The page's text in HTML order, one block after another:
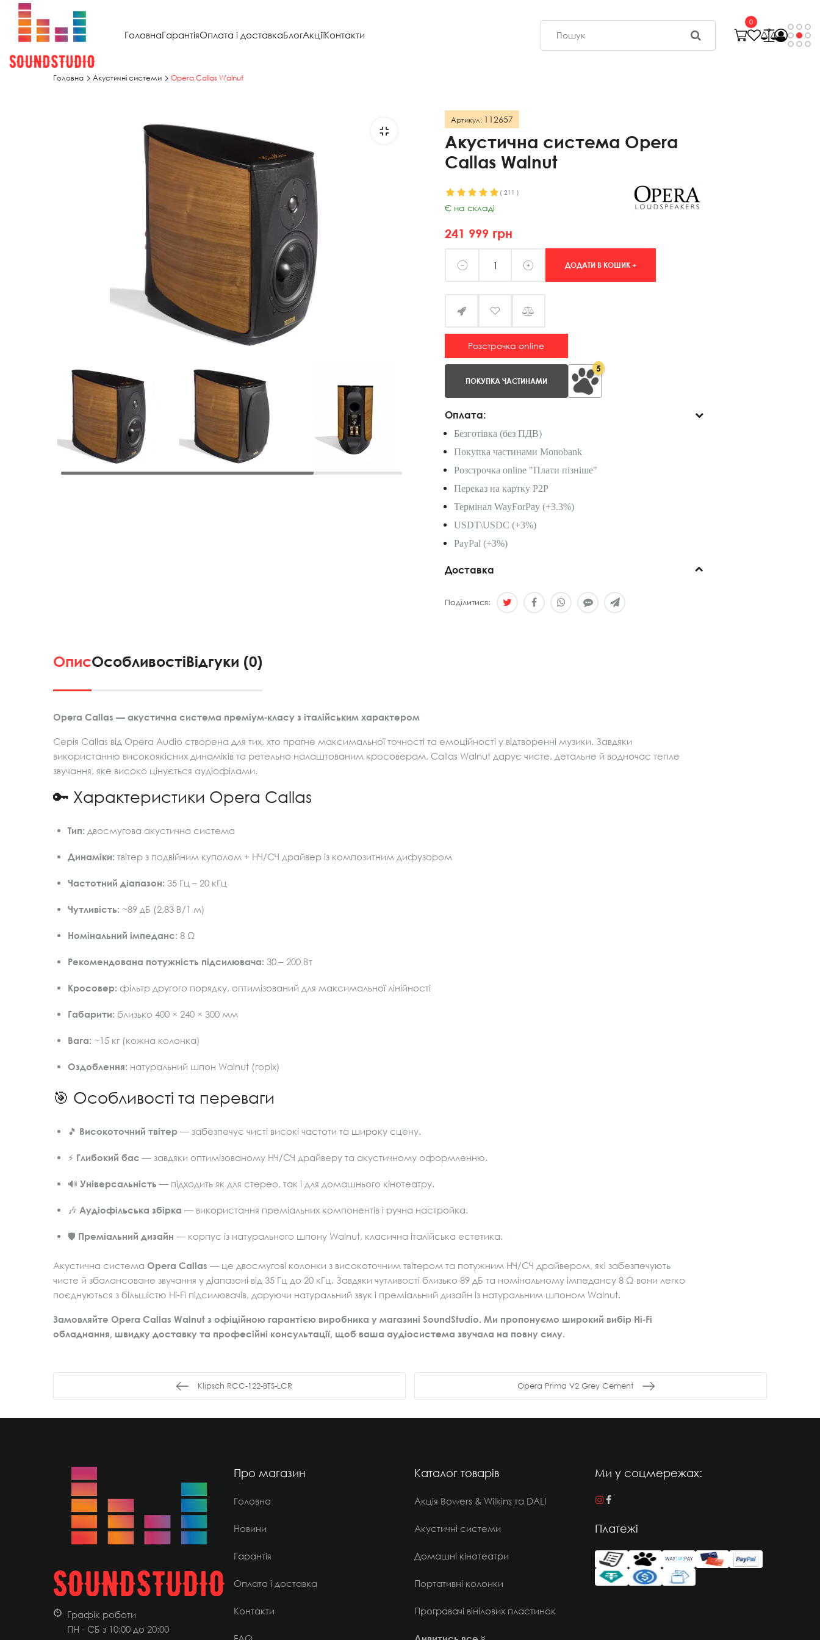
ГоловнаГарантіяОплата і доставкаБлогАкціїКонтакти
0
Головна Акустичні системи Opera Callas Walnut
Артикул: 112657
Акустична система Opera
Callas Walnut
( 211 )
Є на складі
241 999 грн
ДОДАТИ В КОШИК +
Розстрочка online
ПОКУПКА ЧАСТИНАМИ
5
Оплата:
Безготівка (без ПДВ)
Покупка частинами Monobank
Розстрочка online "Плати пізніше"
Переказ на картку P2P
Термінал WayForPay (+3.3%)
USDT\USDC (+3%)
PayPal (+3%)
Доставка
Поділитися:
ОписОсобливостіВідгуки (0)
Opera Callas — акустична система преміум‑класу з італійським характером
Серія Callas від Opera Audio створена для тих, хто прагне максимальної точності та емоційності у відтворенні музики. Завдяки
використанню високоякісних динаміків та ретельно налаштованим кросоверам, Callas Walnut дарує чисте, детальне й водночас тепле
звучання, яке високо цінується аудіофілами.
🔑 Характеристики Opera Callas
Тип: двосмугова акустична система
Динаміки: твітер з подвійним куполом + НЧ/СЧ драйвер із композитним дифузором
Частотний діапазон: 35 Гц – 20 кГц
Чутливість: ~89 дБ (2,83 В/1 м)
Номінальний імпеданс: 8 Ω
Рекомендована потужність підсилювача: 30 – 200 Вт
Кросовер: фільтр другого порядку, оптимізований для максимальної лінійності
Габарити: близько 400 × 240 × 300 мм
Вага: ~15 кг (кожна колонка)
Оздоблення: натуральний шпон Walnut (горіх)
🎯 Особливості та переваги
🎵 Високоточний твітер — забезпечує чисті високі частоти та широку сцену.
⚡ Глибокий бас — завдяки оптимізованому НЧ/СЧ драйверу та акустичному оформленню.
🔊 Універсальність — підходить як для стерео, так і для домашнього кінотеатру.
🎶 Аудіофільська збірка — використання преміальних компонентів і ручна настройка.
🛡️ Преміальний дизайн — корпус із натурального шпону Walnut, класична італійська естетика.
Акустична система Opera Callas — це двосмугові колонки з високоточним твітером та потужним НЧ/СЧ драйвером, які забезпечують
чисте й збалансоване звучання у діапазоні від 35 Гц до 20 кГц. Завдяки чутливості близько 89 дБ та номінальному імпедансу 8 Ω вони легко
поєднуються з більшістю Hi‑Fi підсилювачів, даруючи натуральний звук і преміальний дизайн із натуральним шпоном Walnut.
Замовляйте Opera Callas Walnut з офіційною гарантією виробника у магазині SoundStudio. Ми пропонуємо широкий вибір Hi‑Fi
обладнання, швидку доставку та професійні консультації, щоб ваша аудіосистема звучала на повну силу.
Klipsch RCC-122-BTS-LCR Opera Prima V2 Grey Cement
Графік роботи
ПН - СБ з 10:00 до 20:00
Про магазин
Головна
Новини
Гарантія
Оплата і доставка
Контакти
Каталог товарів
Акція Bowers & Wilkins та DALI
Акустичні системи
Домашні кінотеатри
Портативні колонки
Програвачі вінілових пластинок
Ми у соцмережах:
Платежі